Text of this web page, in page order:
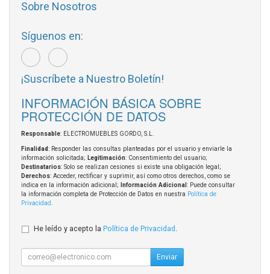
Sobre Nosotros
Síguenos en:
¡Suscríbete a Nuestro Boletín!
INFORMACIÓN BÁSICA SOBRE
PROTECCIÓN DE DATOS
Responsable: ELECTROMUEBLES GORDO, S.L.
Finalidad: Responder las consultas planteadas por el usuario y enviarle la
información solicitada; Legitimación: Consentimiento del usuario;
Destinatarios: Solo se realizan cesiones si existe una obligación legal;
Derechos: Acceder, rectificar y suprimir, así como otros derechos, como se
indica en la información adicional;
Información Adicional : Puede consultar
la información completa de Protección de Datos en nuestra Política de
Privacidad
He leído y acepto la Política de Privacidad .
Enviar